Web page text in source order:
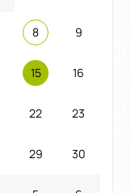
8 9
15 16
22 23
29 30